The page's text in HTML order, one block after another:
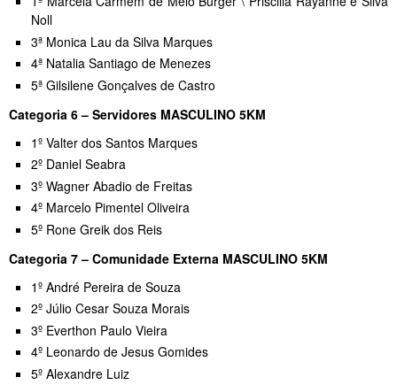
Noll
3ª Monica Lau da Silva Marques
4ª Natalia Santiago de Menezes
5ª Gilsilene Gonçalves de Castro
Categoria 6 – Servidores MASCULINO 5KM
1º Valter dos Santos Marques
2º Daniel Seabra
3º Wagner Abadio de Freitas
4º Marcelo Pimentel Oliveira
5º Rone Greik dos Reis
Categoria 7 – Comunidade Externa MASCULINO 5KM
1º André Pereira de Souza
2º Júlio Cesar Souza Morais
3º Everthon Paulo Vieira
4º Leonardo de Jesus Gomides
5º Alexandre Luiz